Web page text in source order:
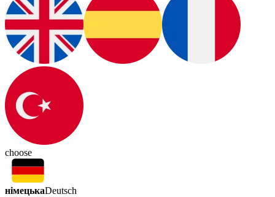
choose
німецькаDeutsch